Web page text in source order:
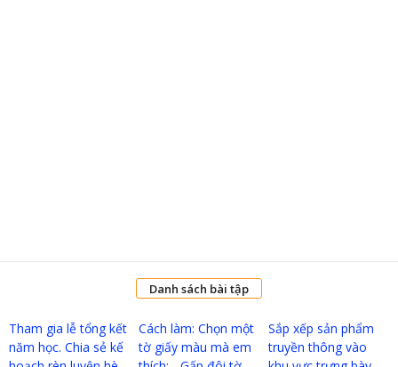
Danh sách bài tập
Tham gia lễ tổng kết
năm học. Chia sẻ kế
Cách làm: Chọn một
tờ giấy màu mà em
Sắp xếp sản phẩm
truyền thông vào